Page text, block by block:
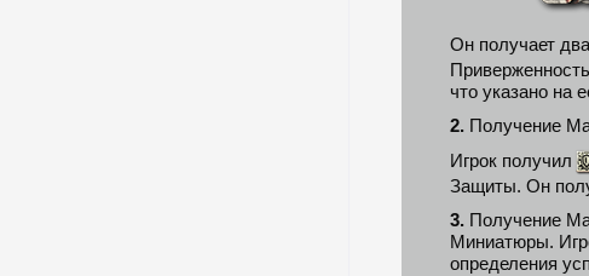
Он получает
что указано на
2. Получение
Игрок получил
Защиты. Он
3. Получение
Миниатюры.
определения